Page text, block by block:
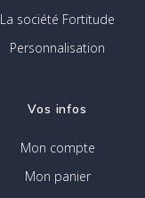
La société Fortitude
Personnalisation
Vos infos
Mon compte
Mon panier